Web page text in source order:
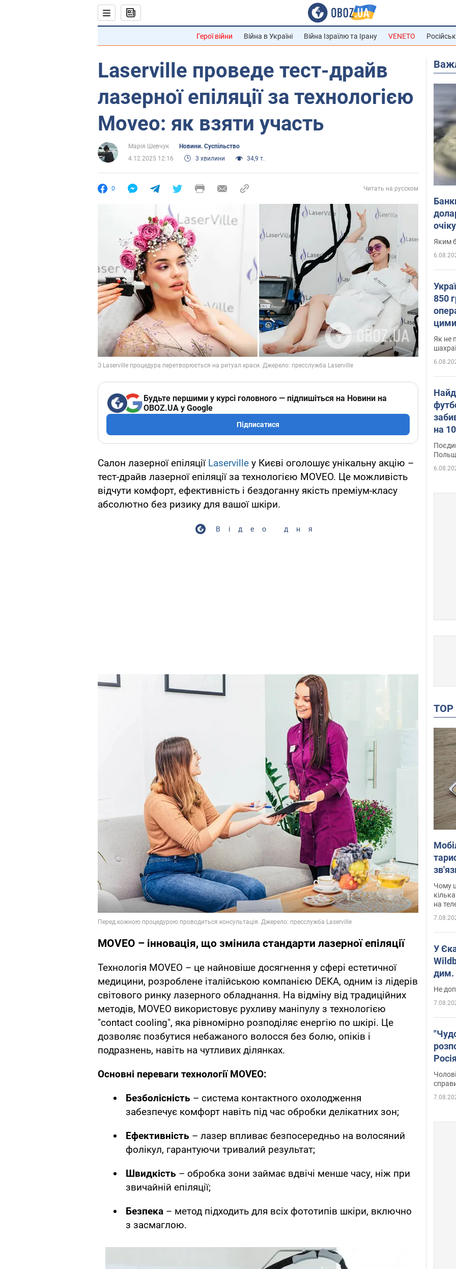
Герої війни Війна в Україні Війна Ізраїлю та Ірану VENETO
Laserville проведе тест-драйв
лазерної епіляції за технологією
Мoveo: як взяти участь
Марія Шевчук
Новини. Суспільство
4.12.2025 12:16
3 хвилини 34,9 т.
0 Читать на русском
Будьте першими у курсі головного — підпишіться на Новини на
OBOZ.UA у Google
Підписатися
Салон лазерної епіляції Laserville у Києві оголошує унікальну акцію –
тест-драйв лазерної епіляції за технологією MOVEO. Це можливість
відчути комфорт, ефективність і бездоганну якість преміум-класу
абсолютно без ризику для вашої шкіри.
Відео дня
MOVEO – інновація, що змінила стандарти лазерної епіляції
Технологія MOVEO – це найновіше досягнення у сфері естетичної
медицини, розроблене італійською компанією DEKA, одним із лідерів
світового ринку лазерного обладнання. На відміну від традиційних
методів, MOVEO використовує рухливу маніпулу з технологією
"contact cooling", яка рівномірно розподіляє енергію по шкірі. Це
дозволяє позбутися небажаного волосся без болю, опіків і
подразнень, навіть на чутливих ділянках.
Основні переваги технології MOVEO:
Безболісність – система контактного охолодження
забезпечує комфорт навіть під час обробки делікатних зон;
Ефективність – лазер впливає безпосередньо на волосяний
фолікул, гарантуючи тривалий результат;
Швидкість – обробка зони займає вдвічі менше часу, ніж при
звичайній епіляції;
Безпека – метод підходить для всіх фототипів шкіри, включно
з засмаглою.
Яким
850
Як не
на
Відео
Чому
на
У
дим.
Не
Фото